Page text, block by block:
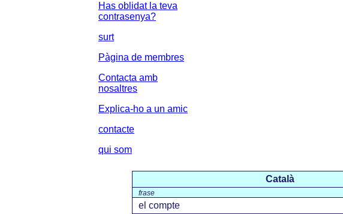
Has oblidat la teva
contrasenya?
surt
Pàgina de membres
Contacta amb
nosaltres
Explica-ho a un amic
contacte
qui som
Català
frase
el compte